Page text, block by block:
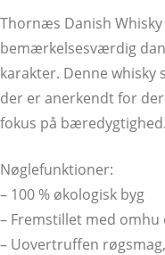
Thornæs Danish
bemærkelsesværdig
karakter. Denne
der er anerkendt for
fokus på bæredygtighed.
Nøglefunktioner:
– 100 % økologisk byg
– Fremstillet med omhu
– Uovertruffen